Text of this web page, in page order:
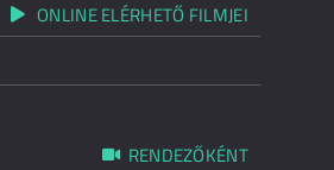
ONLINE ELÉRHETŐ FILMJEI
RENDEZŐKÉNT